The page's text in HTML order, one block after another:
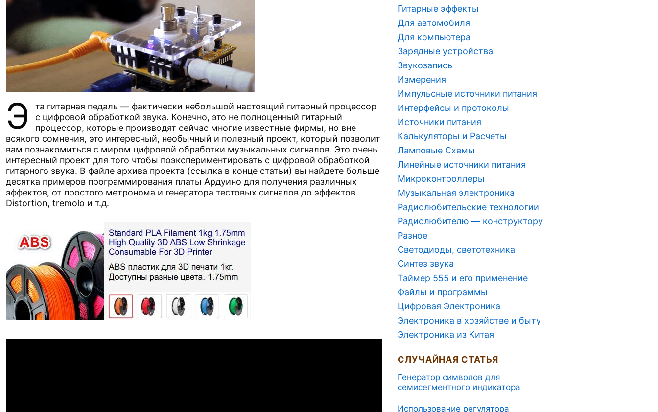
Э
та гитарная педаль — фактически небольшой настоящий гитарный процессор
с цифровой обработкой звука. Конечно, это не полноценный гитарный
процессор, которые производят сейчас многие известные фирмы, но вне
всякого сомнения, это интересный, необычный и полезный проект, который позволит
вам познакомиться с миром цифровой обработки музыкальных сигналов. Это очень
интересный проект для того чтобы поэкспериментировать с цифровой обработкой
гитарного звука. В файле архива проекта (ссылка в конце статьи) вы найдете больше
десятка примеров программирования платы Ардуино для получения различных
эффектов, от простого метронома и генератора тестовых сигналов до эффектов
Distortion, tremolo и т.д.
Гитарные эффекты
Для автомобиля
Для компьютера
Зарядные устройства
Звукозапись
Измерения
Импульсные источники питания
Интерфейсы и протоколы
Источники питания
Калькуляторы и Расчеты
Ламповые Схемы
Линейные источники питания
Микроконтроллеры
Музыкальная электроника
Радиолюбительские технологии
Радиолюбителю — конструктору
Разное
Светодиоды, светотехника
Синтез звука
Таймер 555 и его применение
Файлы и программы
Цифровая Электроника
Электроника в хозяйстве и быту
Электроника из Китая
СЛУЧАЙНАЯ СТАТЬЯ
Генератор символов для
семисегментного индикатора
Использование регулятора